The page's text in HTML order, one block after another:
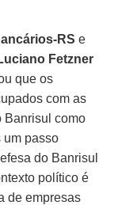
RS e
Fetzner
que os
com as
Banrisul como
um passo
do Banrisul
político é
de empresas